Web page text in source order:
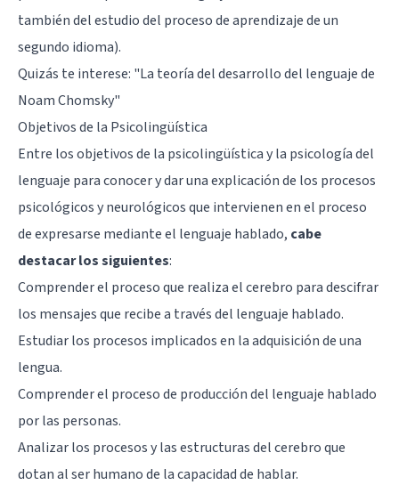
también del estudio del proceso de aprendizaje de un
segundo idioma).
Quizás te interese: "La teoría del desarrollo del lenguaje de
Noam Chomsky"
Objetivos de la Psicolingüística
Entre los objetivos de la psicolingüística y la psicología del
lenguaje para conocer y dar una explicación de los procesos
psicológicos y neurológicos que intervienen en el proceso
de expresarse mediante el lenguaje hablado, cabe
destacar los siguientes:
Comprender el proceso que realiza el cerebro para descifrar
los mensajes que recibe a través del lenguaje hablado.
Estudiar los procesos implicados en la adquisición de una
lengua.
Comprender el proceso de producción del lenguaje hablado
por las personas.
Analizar los procesos y las estructuras del cerebro que
dotan al ser humano de la capacidad de hablar.